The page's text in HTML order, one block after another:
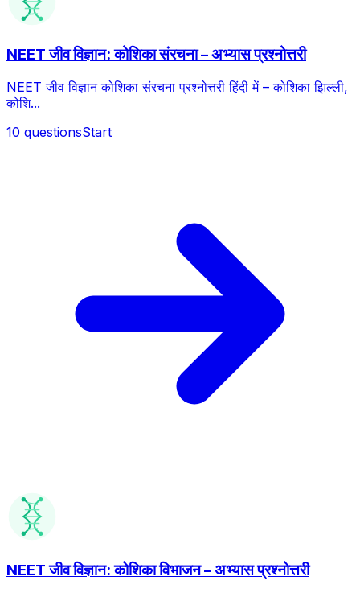
NEET जीव विज्ञान: कोशिका संरचना – अभ्यास प्रश्नोत्तरी
NEET जीव विज्ञान कोशिका संरचना प्रश्नोत्तरी हिंदी में – कोशिका झिल्ली,
कोशि...
10 questionsStart
NEET जीव विज्ञान: कोशिका विभाजन – अभ्यास प्रश्नोत्तरी